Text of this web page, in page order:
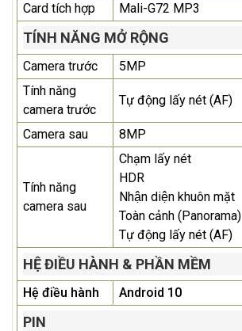
Card tích hợp Mali-G72 MP3
TÍNH NĂNG MỞ RỘNG
Camera trước
5MP
Tính năng
camera trước
Tự động lấy nét (AF)
Camera sau 8MP
Tính năng
camera sau
Chạm lấy nét
HDR
Nhận diện khuôn mặt
Toàn cảnh (Panorama)
Tự động lấy nét (AF)
HỆ ĐIỀU HÀNH & PHẦN MỀM
Hệ điều hành Android 10
PIN